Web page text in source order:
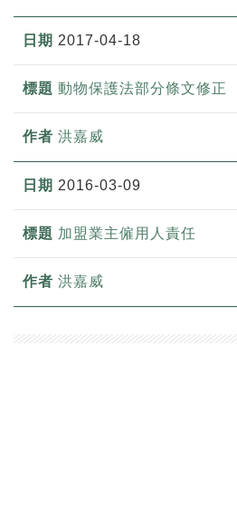
2017-04-18
動物保護法部分條文修正
洪嘉威
2016-03-09
加盟業主僱用人責任
洪嘉威